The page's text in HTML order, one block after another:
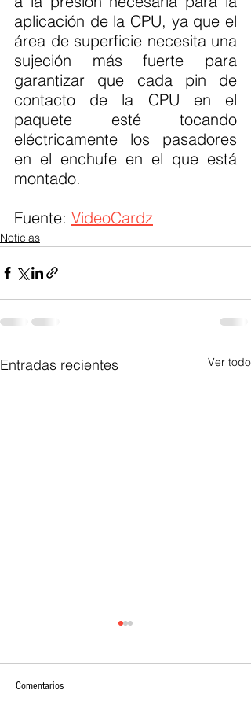
aplicación de la CPU, ya que el
área de superficie necesita una
sujeción más fuerte para
garantizar que cada pin de
contacto de la CPU en el
paquete esté tocando
eléctricamente los pasadores
en el enchufe en el que está
montado.
Fuente: VideoCardz
Noticias
Entradas recientes Ver todo
Comentarios